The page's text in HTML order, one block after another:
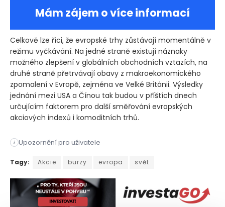
Mám zájem o více informací
Celkově lze říci, že evropské trhy zůstávají momentálně v
režimu vyčkávání. Na jedné straně existují náznaky
možného zlepšení v globálních obchodních vztazích, na
druhé straně přetrvávají obavy z makroekonomického
zpomalení v Evropě, zejména ve Velké Británii. Výsledky
jednání mezi USA a Čínou tak budou v příštích dnech
určujícím faktorem pro další směřování evropských
akciových indexů i komoditních trhů.
i Upozornění pro uživatele
Evropské akcie v úterý kolísaly v úzkém pásmu, protože
Tagy: Akcie burzy evropa svět